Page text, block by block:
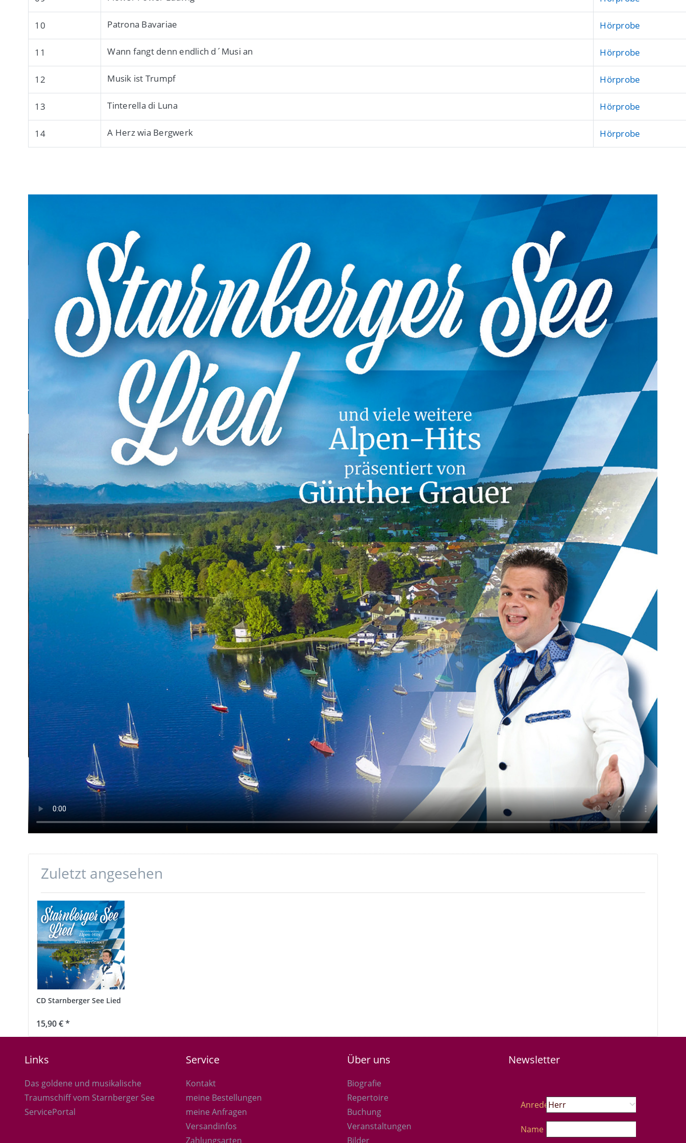
10 Patrona Bavariae Hörprobe
11 Wann fangt denn endlich d´Musi an Hörprobe
12 Musik ist Trumpf Hörprobe
13 Tinterella di Luna Hörprobe
14 A Herz wia Bergwerk Hörprobe
Zuletzt angesehen
CD Starnberger See Lied
15,90 € *
Links
Das goldene und musikalische
Traumschiff vom Starnberger See
ServicePortal
Service
Kontakt
meine Bestellungen
meine Anfragen
Versandinfos
Zahlungsarten
Über uns
Biografie
Repertoire
Buchung
Veranstaltungen
Bilder
Newsletter